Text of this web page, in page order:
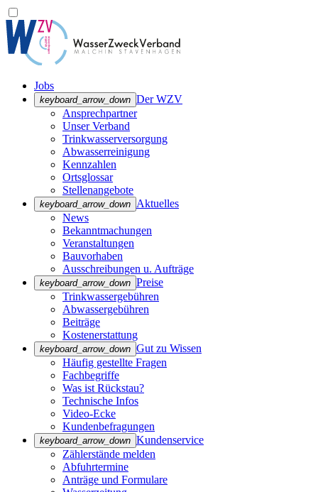
Jobs
keyboard_arrow_down Der WZV
Ansprechpartner
Unser Verband
Trinkwasser­versorgung
Abwasserreinigung
Kennzahlen
Ortsglossar
Stellenangebote
keyboard_arrow_down Aktuelles
News
Bekanntmachungen
Veranstaltungen
Bauvorhaben
Ausschreibungen u. Aufträge
keyboard_arrow_down Preise
Trinkwassergebühren
Abwassergebühren
Beiträge
Kostenerstattung
keyboard_arrow_down Gut zu Wissen
Häufig gestellte Fragen
Fachbegriffe
Was ist Rückstau?
Technische Infos
Video-Ecke
Kundenbefragungen
keyboard_arrow_down Kundenservice
Zählerstände melden
Abfuhrtermine
Anträge und Formulare